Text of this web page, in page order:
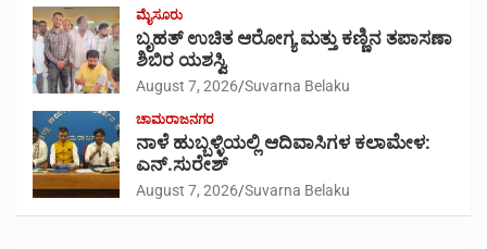
ಮೈಸೂರು
ಬೃಹತ್ ಉಚಿತ ಆರೋಗ್ಯ ಮತ್ತು ಕಣ್ಣಿನ ತಪಾಸಣಾ
ಶಿಬಿರ ಯಶಸ್ವಿ
August 7, 2026 Suvarna Belaku
ಚಾಮರಾಜನಗರ
ನಾಳೆ ಹುಬ್ಬಳ್ಳಿಯಲ್ಲಿ ಆದಿವಾಸಿಗಳ ಕಲಾಮೇಳ:
ಎನ್.ಸುರೇಶ್
August 7, 2026 Suvarna Belaku